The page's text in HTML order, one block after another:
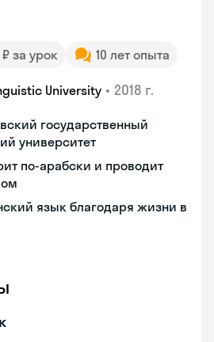
₽ за урок 10 лет опыта
University • 2018 г.
государственный
университет
по-арабски и проводит
язык благодаря жизни в